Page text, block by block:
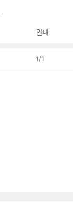
안내
1/1